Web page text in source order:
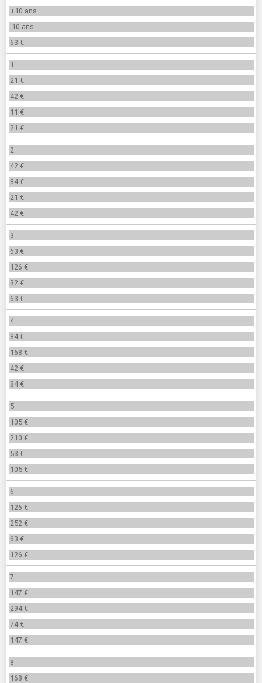
+10 ans
-10 ans
63 €
1
21 €
42 €
11 €
21 €
2
42 €
84 €
21 €
42 €
3
63 €
126 €
32 €
63 €
4
84 €
168 €
42 €
84 €
5
105 €
210 €
53 €
105 €
6
126 €
252 €
63 €
126 €
7
147 €
294 €
74 €
147 €
8
168 €